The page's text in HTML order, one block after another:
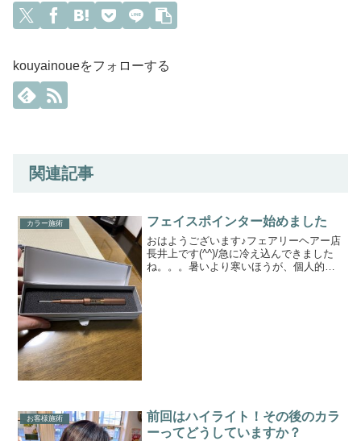
kouyainoueをフォローする
関連記事
カラー施術 フェイスポインター始めました
おはようございます♪フェアリーヘアー店
長井上です(^^)/急に冷え込んできました
ね。。。暑いより寒いほうが、個人的に
お客様施術
前回はハイライト！その後のカラ
ーってどうしていますか？